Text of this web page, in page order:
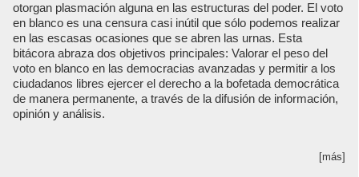
otorgan plasmación alguna en las estructuras del poder. El voto
en blanco es una censura casi inútil que sólo podemos realizar
en las escasas ocasiones que se abren las urnas. Esta
bitácora abraza dos objetivos principales: Valorar el peso del
voto en blanco en las democracias avanzadas y permitir a los
ciudadanos libres ejercer el derecho a la bofetada democrática
de manera permanente, a través de la difusión de información,
opinión y análisis.
[más]